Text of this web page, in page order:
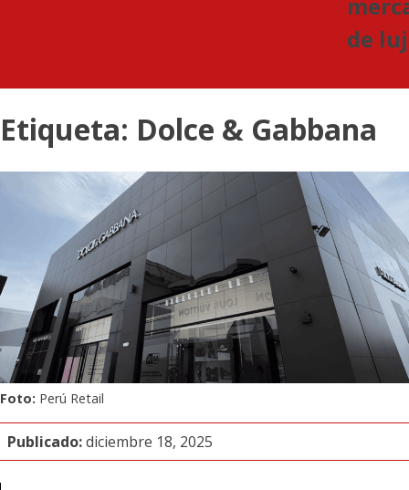
de
Etiqueta: Dolce & Gabbana
Foto: Perú Retail
Publicado:diciembre 18, 2025